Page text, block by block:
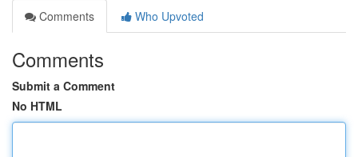
Comments
Who Upvoted
Comments
Submit a Comment
No HTML